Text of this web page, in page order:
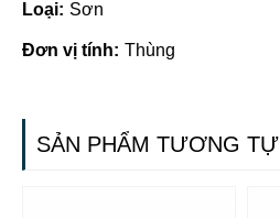
Loại: Sơn
Đơn vị tính: Thùng
SẢN PHẨM TƯƠNG TỰ